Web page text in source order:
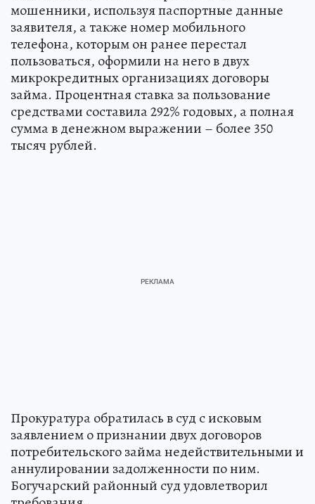
мошенники, используя паспортные данные
заявителя, а также номер мобильного
телефона, которым он ранее перестал
пользоваться, оформили на него в двух
микрокредитных организациях договоры
займа. Процентная ставка за пользование
средствами составила 292% годовых, а полная
сумма в денежном выражении – более 350
тысяч рублей.
Прокуратура обратилась в суд с исковым
заявлением о признании двух договоров
потребительского займа недействительными и
аннулировании задолженности по ним.
Богучарский районный суд удовлетворил